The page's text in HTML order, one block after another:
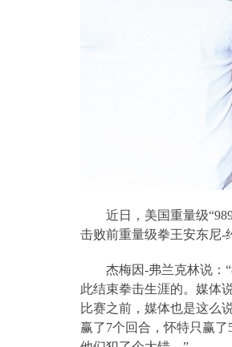
近日，美国重量级“
击败前重量级拳王安东尼-
杰梅因-弗兰克林说：
此结束拳击生涯的。媒体
比赛之前，媒体也是这么
赢了7个回合，怀特只赢了